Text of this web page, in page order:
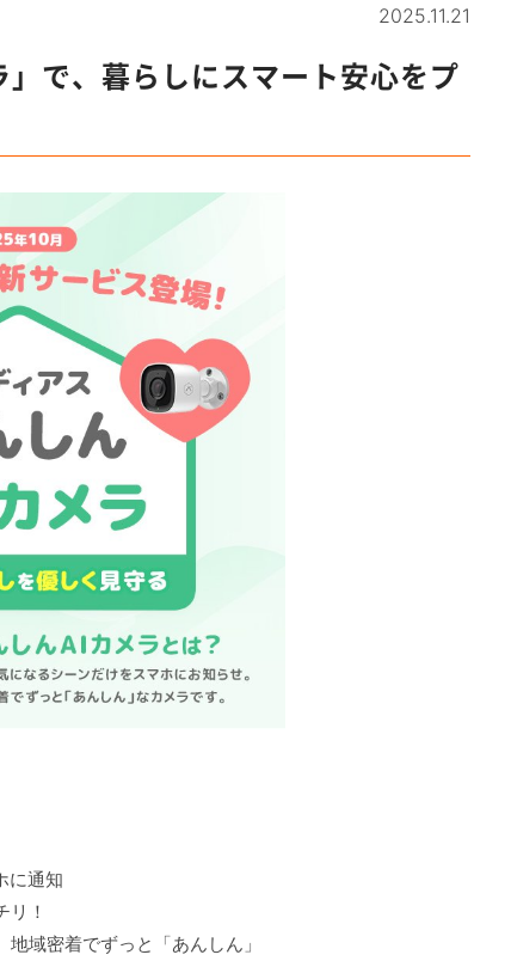
2025.11.21
で、暮らしにスマート安心をプ
に通知
！
域密着でずっと「あんしん」